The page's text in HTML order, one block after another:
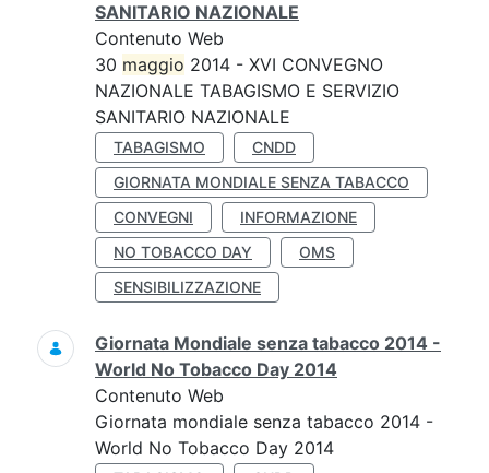
SANITARIO NAZIONALE
Contenuto Web
30 maggio 2014 - XVI CONVEGNO
NAZIONALE TABAGISMO E SERVIZIO
SANITARIO NAZIONALE
TABAGISMO
CNDD
GIORNATA MONDIALE SENZA TABACCO
CONVEGNI
INFORMAZIONE
NO TOBACCO DAY
OMS
SENSIBILIZZAZIONE
Giornata Mondiale senza tabacco 2014 -
World No Tobacco Day 2014
Contenuto Web
Giornata mondiale senza tabacco 2014 -
World No Tobacco Day 2014